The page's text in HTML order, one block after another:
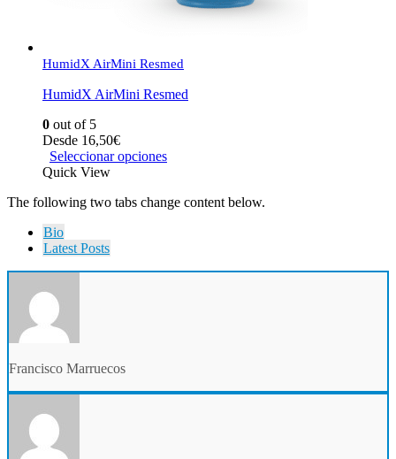
HumidX AirMini Resmed
HumidX AirMini Resmed
0 out of 5
Desde 16,50€
Seleccionar opciones
Quick View
The following two tabs change content below.
Bio
Latest Posts
Francisco Marruecos